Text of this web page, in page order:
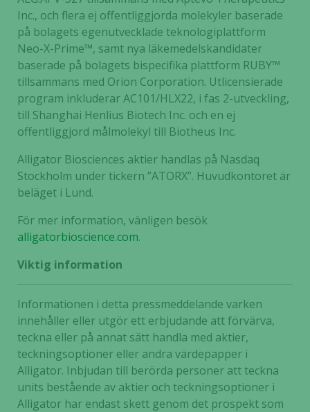
Inc., och flera ej offentliggjorda molekyler baserade
på bolagets egenutvecklade teknologiplattform
Neo-X-Prime™, samt nya läkemedelskandidater
baserade på bolagets bispecifika plattform RUBY™
tillsammans med Orion Corporation. Utlicensierade
program inkluderar AC101/HLX22, i fas 2-utveckling,
till Shanghai Henlius Biotech Inc. och en ej
offentliggjord målmolekyl till Biotheus Inc.
Alligator Biosciences aktier handlas på Nasdaq
Stockholm under tickern ”ATORX”. Huvudkontoret är
beläget i Lund.
För mer information, vänligen besök
alligatorbioscience.com.
Viktig information
Informationen i detta pressmeddelande varken
innehåller eller utgör ett erbjudande att förvärva,
teckna eller på annat sätt handla med aktier,
teckningsoptioner eller andra värdepapper i
Alligator. Inbjudan till berörda personer att teckna
units bestående av aktier och teckningsoptioner i
Alligator har endast skett genom det prospekt som
går inte att
välja bort. De
behövs för
att hemsidan
taget ska
fungera.